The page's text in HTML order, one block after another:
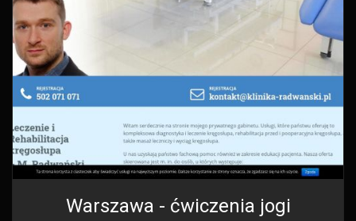
Warszawa - ćwiczenia jogi